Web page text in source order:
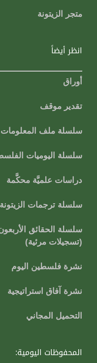
متجر الزيتونة
انظر أيضاً
أوراق
تقدير موقف
سلسلة ملف المعلومات
سلسلة اليوميات
دراسات علميَّة محكَّمة
سلسلة ترجمات الزيتونة
سلسلة الحقائق
(تسجيلات مرئية)
نشرة فلسطين اليوم
نشرة آفاق استراتيجية
التحميل المجاني
المحفوظات اليومية: